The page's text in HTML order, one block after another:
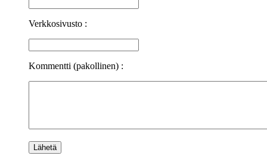
Verkkosivusto :
Kommentti (pakollinen) :